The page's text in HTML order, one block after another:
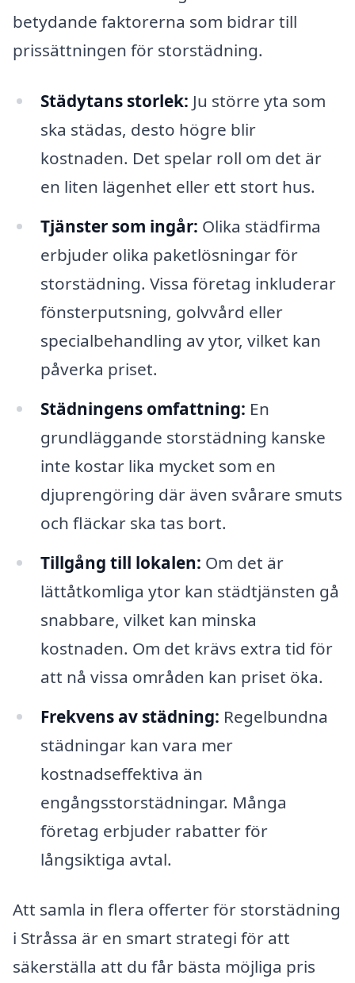
betydande faktorerna som bidrar till
prissättningen för storstädning.
Städytans storlek: Ju större yta som
ska städas, desto högre blir
kostnaden. Det spelar roll om det är
en liten lägenhet eller ett stort hus.
Tjänster som ingår: Olika städfirma
erbjuder olika paketlösningar för
storstädning. Vissa företag inkluderar
fönsterputsning, golvvård eller
specialbehandling av ytor, vilket kan
påverka priset.
Städningens omfattning: En
grundläggande storstädning kanske
inte kostar lika mycket som en
djuprengöring där även svårare smuts
och fläckar ska tas bort.
Tillgång till lokalen: Om det är
lättåtkomliga ytor kan städtjänsten gå
snabbare, vilket kan minska
kostnaden. Om det krävs extra tid för
att nå vissa områden kan priset öka.
Frekvens av städning: Regelbundna
städningar kan vara mer
kostnadseffektiva än
engångsstorstädningar. Många
företag erbjuder rabatter för
långsiktiga avtal.
Att samla in flera offerter för storstädning
i Stråssa är en smart strategi för att
säkerställa att du får bästa möjliga pris